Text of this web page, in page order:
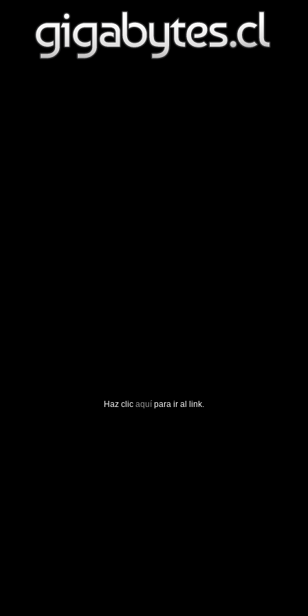
Haz clic aquí para ir al link.